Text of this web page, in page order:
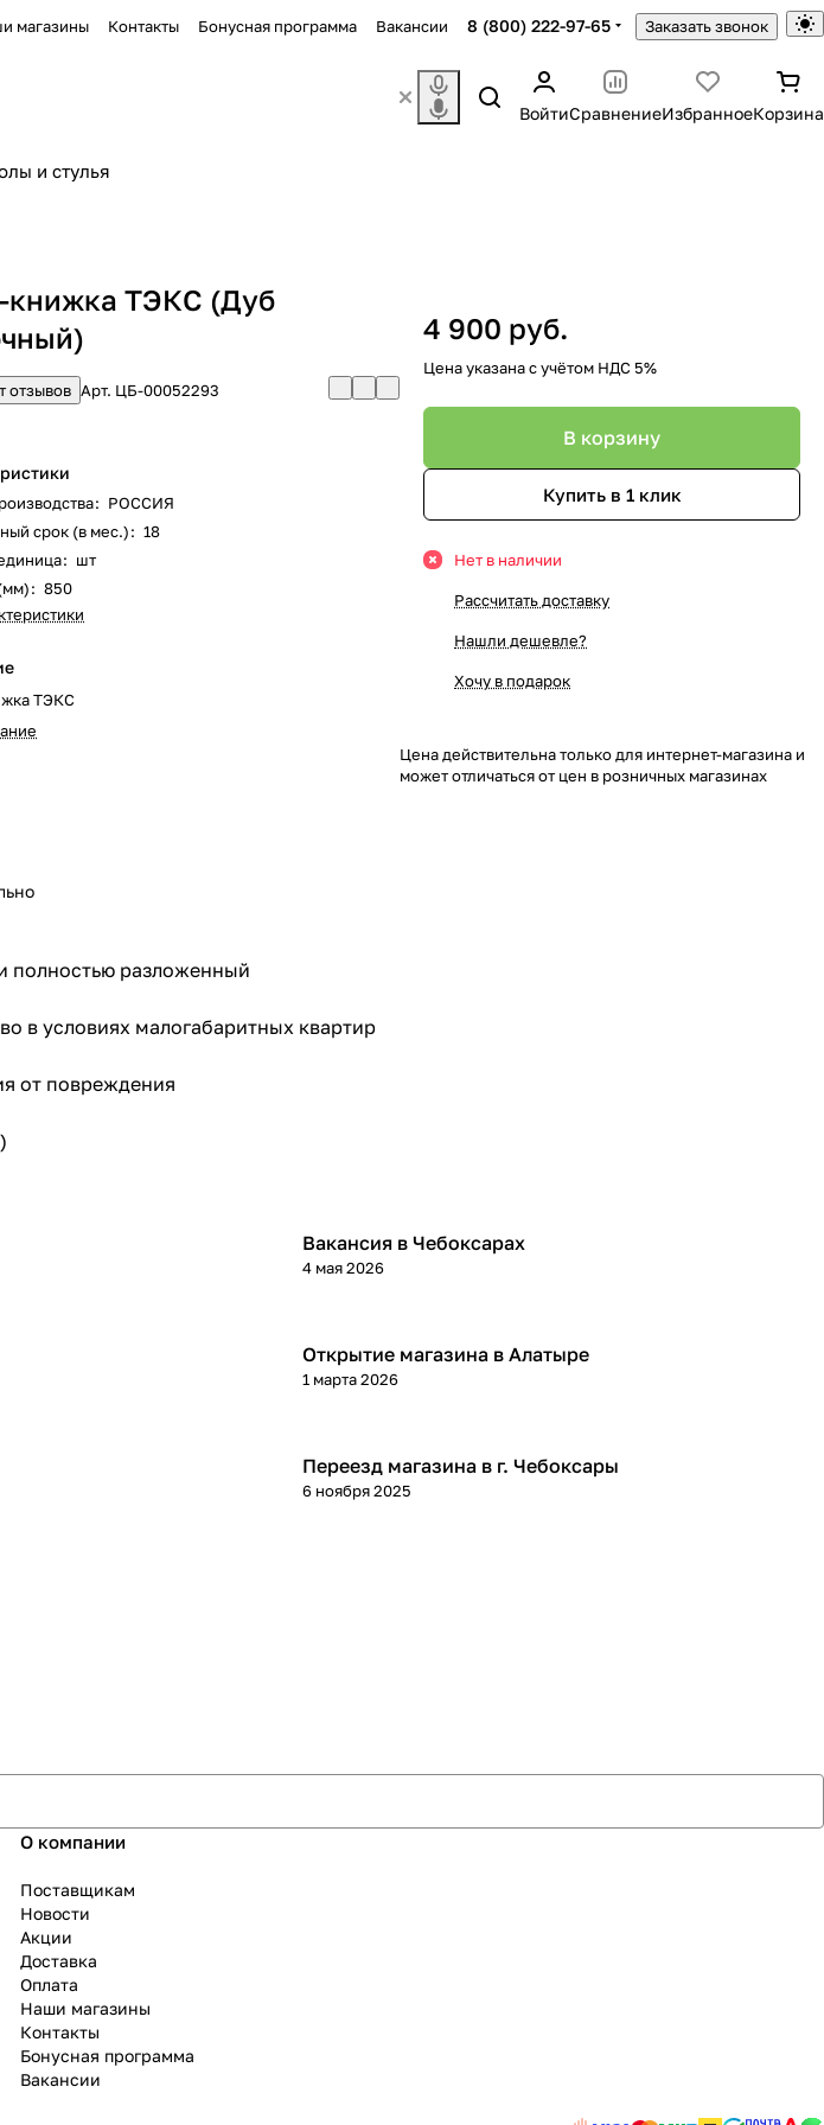
магазины Контакты Бонусная программа Вакансии 8 (800) 222-97-65 Заказать звонок
ВойтиСравнениеИзбранноеКорзина
и стулья
книжка ТЭКС (Дуб
отзывов Арт. ЦБ-00052293
: РОССИЯ
срок (в мес.): 18
: шт
: 850
ТЭКС
4 900 руб.
Цена указана с учётом НДС 5%
В корзину
Купить в 1 клик
Нет в наличии
Рассчитать доставку
Нашли дешевле?
Хочу в подарок
Цена действительна только для интернет-магазина и
может отличаться от цен в розничных магазинах
полностью разложенный
в условиях малогабаритных квартир
от повреждения
Вакансия в Чебоксарах
4 мая 2026
Открытие магазина в Алатыре
1 марта 2026
Переезд магазина в г. Чебоксары
6 ноября 2025
О компании
Поставщикам
Новости
Акции
Доставка
Оплата
Наши магазины
Контакты
Бонусная программа
Вакансии